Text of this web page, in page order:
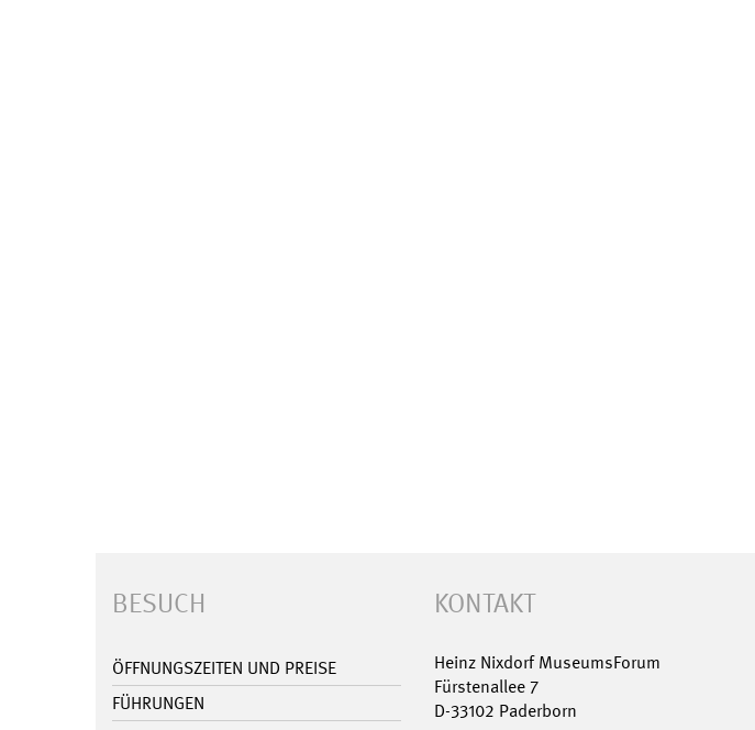
BESUCH
ÖFFNUNGSZEITEN UND PREISE
FÜHRUNGEN
KONTAKT
Heinz Nixdorf MuseumsForum
Fürstenallee 7
D-33102 Paderborn